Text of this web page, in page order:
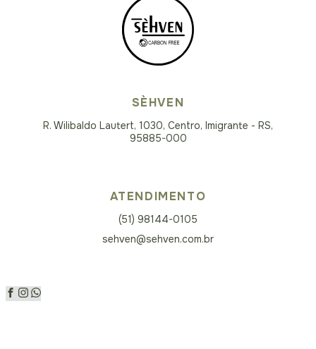
SÈHVEN
R. Wilibaldo Lautert, 1030, Centro, Imigrante - RS,
95885-000
ATENDIMENTO
(51) 98144-0105
sehven@sehven.com.br